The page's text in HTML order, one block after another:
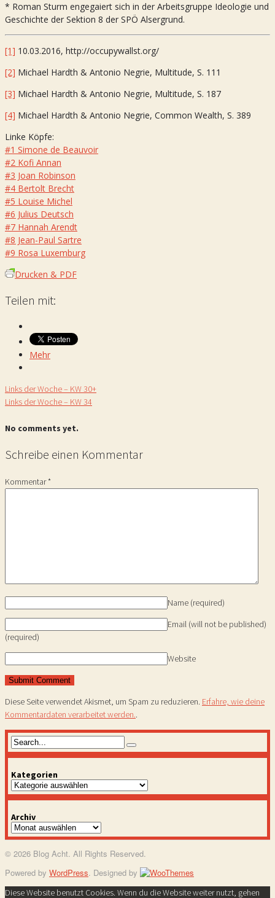
* Roman Sturm engegaiert sich in der Arbeitsgruppe Ideologie und
Geschichte der Sektion 8 der SPÖ Alsergrund.
[1] 10.03.2016, http://occupywallst.org/
[2] Michael Hardth & Antonio Negrie, Multitude, S. 111
[3] Michael Hardth & Antonio Negrie, Multitude, S. 187
[4] Michael Hardth & Antonio Negrie, Common Wealth, S. 389
Linke Köpfe:
#1 Simone de Beauvoir
#2 Kofi Annan
#3 Joan Robinson
#4 Bertolt Brecht
#5 Louise Michel
#6 Julius Deutsch
#7 Hannah Arendt
#8 Jean-Paul Sartre
#9 Rosa Luxemburg
Drucken & PDF
Teilen mit:
Mehr
Links der Woche – KW 30+
Links der Woche – KW 34
No comments yet.
Schreibe einen Kommentar
Kommentar*
Name (required)
Email (will not be published)
(required)
Website
Diese Seite verwendet Akismet, um Spam zu reduzieren. Erfahre, wie deine
Kommentardaten verarbeitet werden..
Kategorien
Kategorien
Archiv
Archiv
© 2026 Blog Acht. All Rights Reserved.
Powered by WordPress. Designed by
Diese Website benutzt Cookies. Wenn du die Website weiter nutzt, gehen